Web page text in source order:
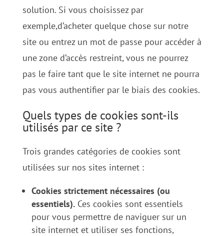
solution. Si vous choisissez par
exemple,d’acheter quelque chose sur notre
site ou entrez un mot de passe pour accéder à
une zone d’accès restreint, vous ne pourrez
pas le faire tant que le site internet ne pourra
pas vous authentifier par le biais des cookies.
Quels types de cookies sont-ils
utilisés par ce site ?
Trois grandes catégories de cookies sont
utilisées sur nos sites internet :
Cookies strictement nécessaires (ou
essentiels).Ces cookies sont essentiels
pour vous permettre de naviguer sur un
site internet et utiliser ses fonctions,